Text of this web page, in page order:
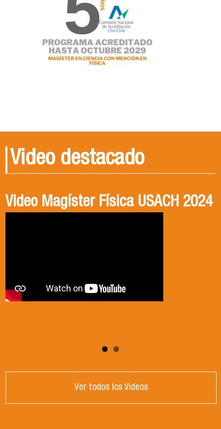
Video destacado
Video Magíster Física USACH 2024
Video Doctorado Física USACH
Ver todos los Videos